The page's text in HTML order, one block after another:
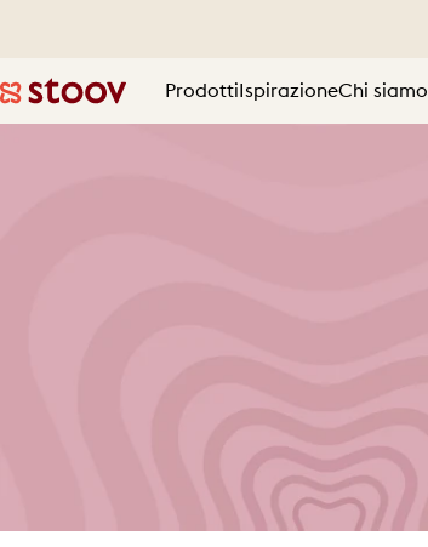
Stoov® | Cordless Heated Cushions & Blankets
Prodotti IspirazioneChi siamo